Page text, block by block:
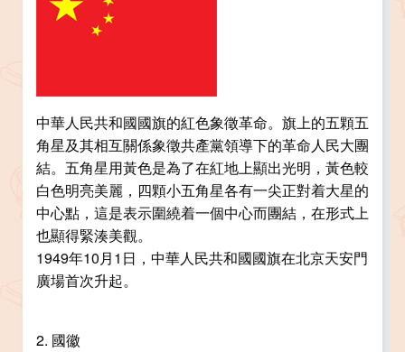
中華人民共和國國旗的紅色象徵革命。旗上的五顆五
角星及其相互關係象徵共產黨領導下的革命人民大團
結。五角星用黃色是為了在紅地上顯出光明，黃色較
白色明亮美麗，四顆小五角星各有一尖正對着大星的
中心點，這是表示圍繞着一個中心而團結，在形式上
也顯得緊湊美觀。
1949年10月1日，中華人民共和國國旗在北京天安門
廣場首次升起。
2. 國徽